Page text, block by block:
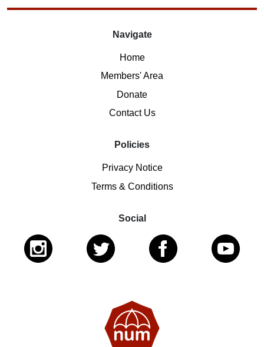
Navigate
Home
Members' Area
Donate
Contact Us
Policies
Privacy Notice
Terms & Conditions
Social